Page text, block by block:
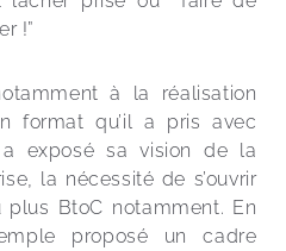
!”
à la réalisation
format qu’il a pris avec
a exposé sa vision de la
la nécessité de s’ouvrir
BtoC notamment. En
proposé un cadre